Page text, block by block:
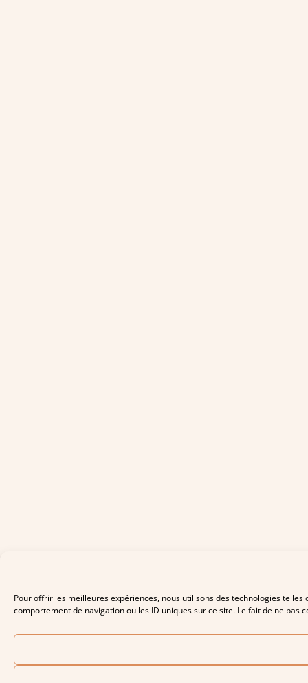
Pour offrir les meilleures expériences, nous utilisons des technologies
comportement de navigation ou les ID uniques sur ce site. Le fait de ne